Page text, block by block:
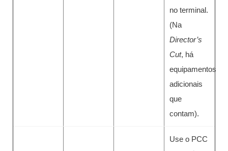
no terminal.
(Na
Director’s
Cut, há
equipamentos
adicionais
que
contam).
Use o PCC